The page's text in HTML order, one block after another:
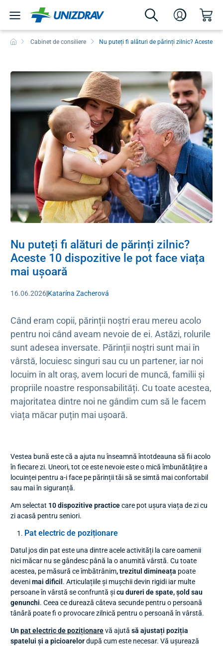
Cabinet de consiliere Nu puteți fi alături de părinți zilnic? Aceste
Nu puteți fi alături de părinți zilnic?
Aceste 10 dispozitive le pot face viața
mai ușoară
16.06.2026|Katarína Zacherová
Când eram copii, părinții noștri erau mereu acolo
pentru noi când aveam nevoie de ei. Astăzi, rolurile
sunt adesea inversate. Părinții noștri sunt mai în
vârstă, locuiesc singuri sau cu un partener, iar noi
locuim în alt oraș, avem locuri de muncă, familii și
propriile noastre responsabilități. Cu toate acestea,
majoritatea dintre noi ne gândim cum să le facem
viața măcar puțin mai ușoară.
Vestea bună este că a ajuta nu înseamnă întotdeauna să fii acolo
în fiecare zi. Uneori, tot ce este nevoie este o mică îmbunătățire a
locuinței pentru a-i face pe părinții tăi să se simtă mai confortabil
sau mai în siguranță.
Am selectat 10 dispozitive practicecare pot ușura viața de zi cu
zi acasă pentru seniori.
Pat electric de poziționare
Datul jos din pat este una dintre acele activități la care oamenii
nici măcar nu se gândesc până la o anumită vârstă. Cu toate
acestea, pe măsură ce îmbătrânim, trezitul dimineața poate
devenimai dificil . Articulațiile și mușchii devin rigidi iar multe
persoane în vârstă se confruntă șicu dureri de spate, șold sau
genunchi. Ceea ce durează câteva secunde pentru o persoană
tânără poate fi o provocare zilnică pentru o persoană în vârstă.
Un pat electric de poziționarevă ajută să ajustați poziția
spatelui și a picioarelordupă cum este necesar. Vă ușurează